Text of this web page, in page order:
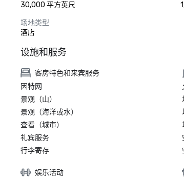
30,000 平方英尺
场地类型
酒店
设施和服务
客房特色和来宾服务
因特网
景观（山）
景观（海洋或水）
查看（城市）
礼宾服务
行李寄存
娱乐活动